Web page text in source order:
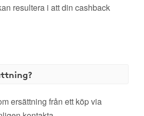
resultera i att din cashback
ersättning från ett köp via